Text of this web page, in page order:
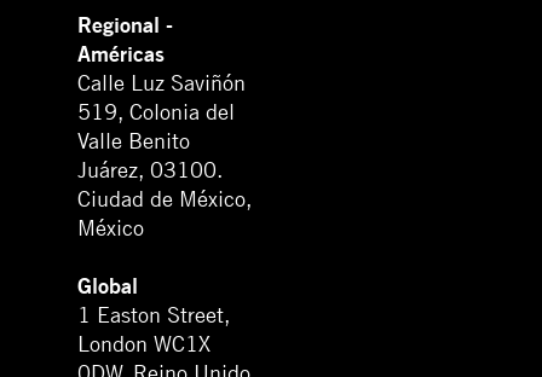
Regional -
Américas
Calle Luz Saviñón
519, Colonia del
Valle Benito
Juárez, 03100.
Ciudad de México,
México
Global
1 Easton Street,
London WC1X